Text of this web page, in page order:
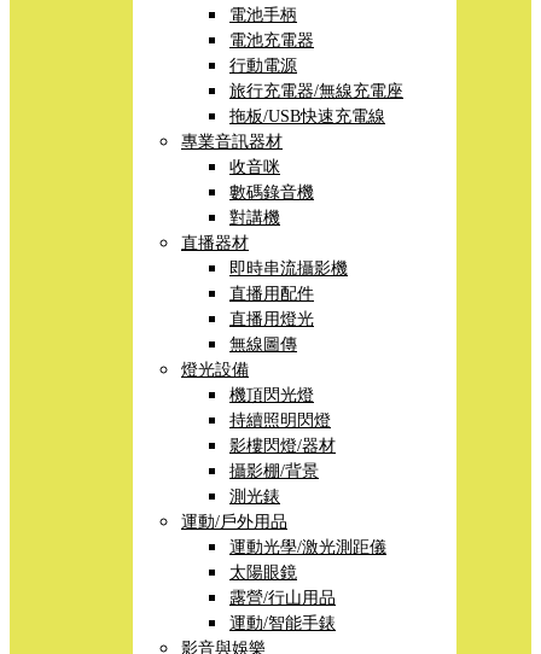
電池手柄
電池充電器
行動電源
旅行充電器/無線充電座
拖板/USB快速充電線
專業音訊器材
收音咪
數碼錄音機
對講機
直播器材
即時串流攝影機
直播用配件
直播用燈光
無線圖傳
燈光設備
機頂閃光燈
持續照明閃燈
影樓閃燈/器材
攝影棚/背景
測光錶
運動/戶外用品
運動光學/激光測距儀
太陽眼鏡
露營/行山用品
運動/智能手錶
影音與娛樂